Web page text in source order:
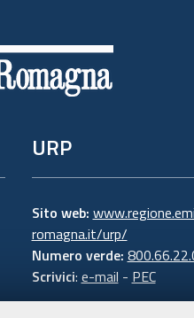
URP
Sito web:
romagna.it/urp/
Numero verde:
Scrivici: e-mail - PEC